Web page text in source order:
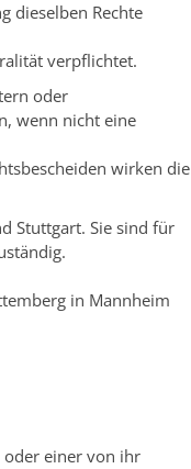
dieselben Rechte
verpflichtet.
oder
wenn nicht eine
wirken die
Stuttgart. Sie sind für
in Mannheim
oder einer von ihr